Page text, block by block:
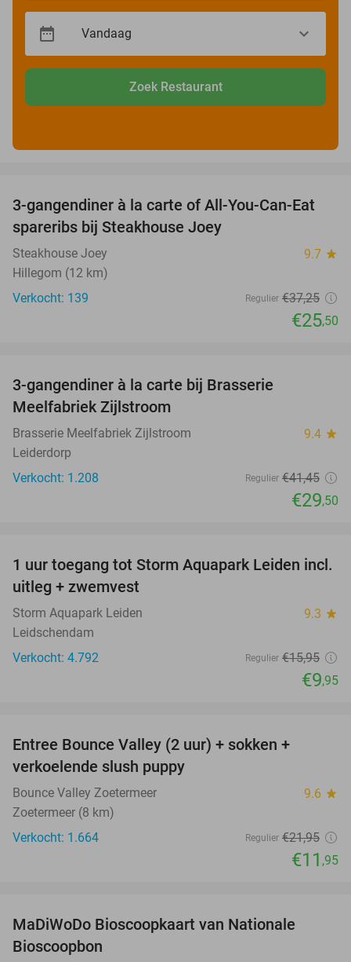
Zoek Restaurant
32%
3-gangendiner à la carte of All-You-Can-Eat
spareribs bij Steakhouse Joey
Steakhouse Joey 9.7 star
Hillegom (12 km)
Verkocht: 139
Regulier €37,25
€25,50
3-gangendiner à la carte bij Brasserie
Meelfabriek Zijlstroom
Brasserie Meelfabriek Zijlstroom 9.4 star
Leiderdorp
Verkocht: 1.208
Regulier €41,45
€29,50
38%
1 uur toegang tot Storm Aquapark Leiden incl.
uitleg + zwemvest
Storm Aquapark Leiden 9.3 star
Leidschendam
Verkocht: 4.792
Regulier €15,95
€9,95
Entree Bounce Valley (2 uur) + sokken +
verkoelende slush puppy
Bounce Valley Zoetermeer 9.6 star
Zoetermeer (8 km)
Verkocht: 1.664
Regulier €21,95
€11 ,95
MaDiWoDo Bioscoopkaart van Nationale
Bioscoopbon